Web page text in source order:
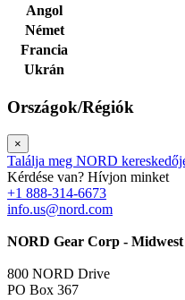
Angol
Német
Francia
Ukrán
Országok/Régiók
×
Találja meg NORD
Kérdése van? Hívjon minket
+1 888-314-6673
info.us@nord.com
NORD Gear Corp - Midwest
800 NORD Drive
PO Box 367